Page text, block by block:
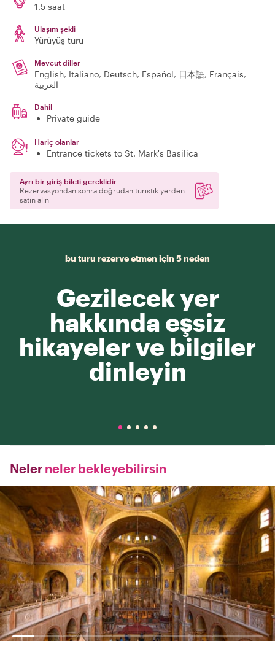
1.5 saat
Ulaşım şekli
Yürüyüş turu
Mevcut diller
English, Italiano, Deutsch, Español, 日本語, Français,
العربية
Dahil
Private guide
Hariç olanlar
Entrance tickets to St. Mark's Basilica
Ayrı bir giriş bileti gereklidir
Rezervasyondan sonra doğrudan turistik yerden
satın alın
bu turu rezerve etmen için 5 neden
Gezilecek yer
hakkında eşsiz
hikayeler ve bilgiler
dinleyin
Neler neler bekleyebilirsin